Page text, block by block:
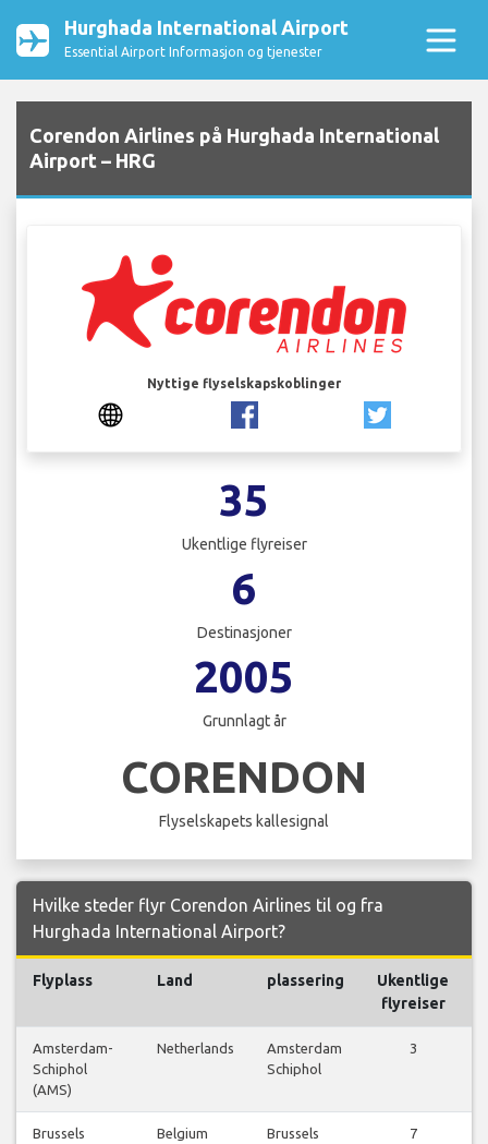
Hurghada International Airport
Essential Airport Informasjon og tjenester
Corendon Airlines på Hurghada International
Airport – HRG
Nyttige flyselskapskoblinger
35
Ukentlige flyreiser
6
Destinasjoner
2005
Grunnlagt år
CORENDON
Flyselskapets kallesignal
Hvilke steder flyr Corendon Airlines til og fra
Hurghada International Airport?
Flyplass Land plassering
Ukentlige
flyreiser
Amsterdam-
Schiphol
(AMS)
Netherlands
Amsterdam
Schiphol
3
Brussels
Belgium Brussels
7